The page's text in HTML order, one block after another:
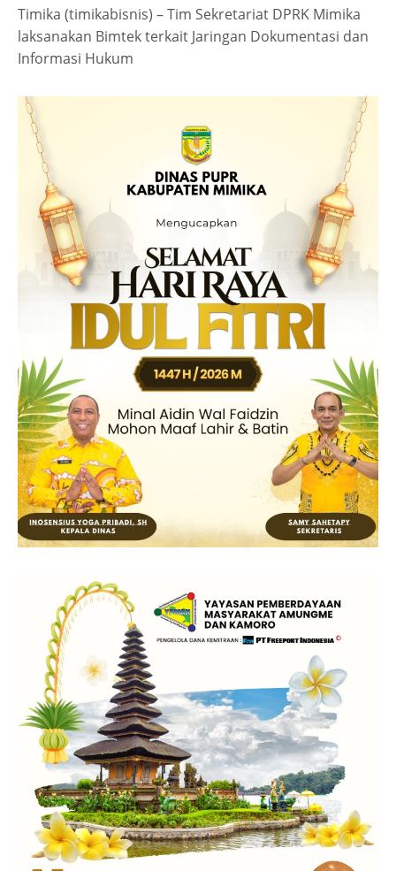
Timika (timikabisnis) – Tim Sekretariat DPRK Mimika
laksanakan Bimtek terkait Jaringan Dokumentasi dan
Informasi Hukum